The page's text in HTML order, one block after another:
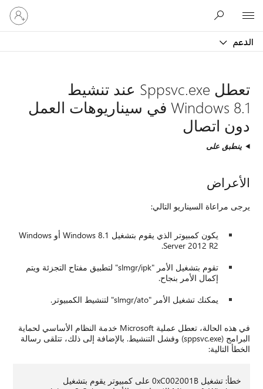
الدعم
تسجيل
الدخول
إلى
تعطل Sppsvc.exe عند تنشيط
Windows 8.1 في سيناريوهات العمل
دون اتصال
ينطبق على
الأعراض
يرجى مراعاة السيناريو التالي:
يكون كمبيوتر الذي يقوم بتشغيل Windows 8.1 أو Windows
Server 2012 R2.
تقوم بتشغيل الأمر "slmgr/ipk" لتطبيق مفتاح التجزئة ويتم
إكمال الأمر بنجاح.
يمكنك تشغيل الأمر "slmgr/ato" لتنشيط الكمبيوتر.
في هذه الحالة، تعطل عملية Microsoft خدمة النظام الأساسي لحماية
البرامج (sppsvc.exe) وفشل التنشيط. بالإضافة إلى ذلك، تتلقى رسالة
الخطأ التالية:
خطأ: تشغيل 0xC002001B على كمبيوتر يقوم بتشغيل